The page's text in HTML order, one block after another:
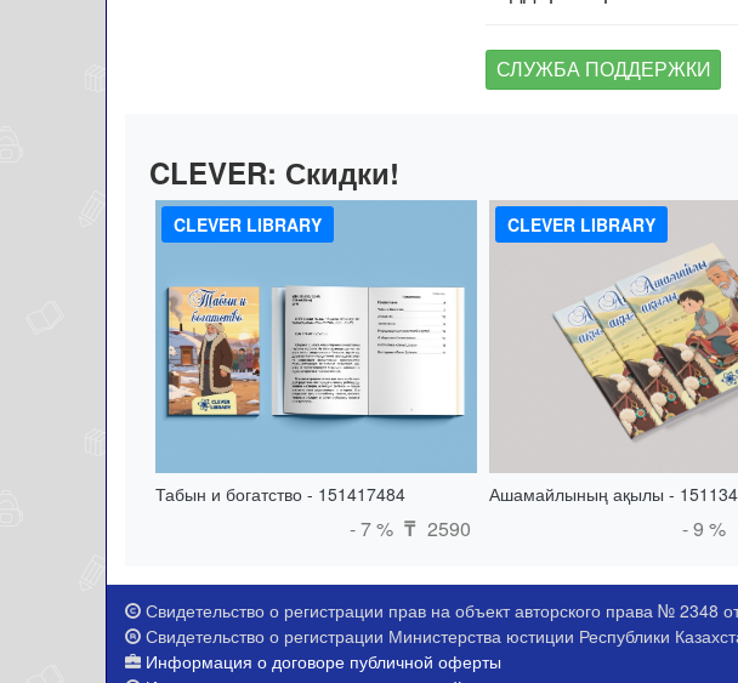
СЛУЖБА ПОДДЕРЖКИ
CLEVER: Скидки!
CLEVER LIBRARY
Табын и богатство - 151417484
- 7 % ₸ 2590
CLEVER LIBRARY
Ашамайлының ақылы -
- 9 %
Свидетельство о регистрации прав на объект авторского права № 2348
Свидетельство о регистрации Министерства юстиции Республики
Информация о договоре публичной оферты